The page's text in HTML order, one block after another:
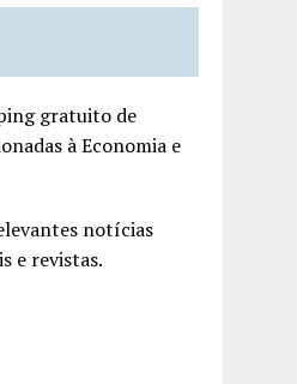
gratuito de
à Economia e
notícias
e revistas.